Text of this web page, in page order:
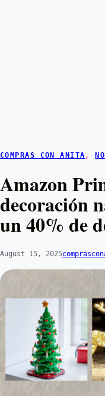
COMPRAS CON ANITA ,
Amazon
decoración
un 40% de
August 15, 2025